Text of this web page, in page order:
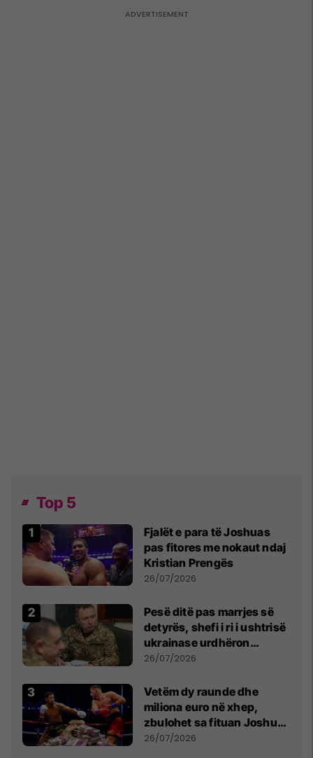
Top 5
Fjalët e para të Joshuas
pas fitores me nokaut ndaj
Kristian Prengës
26/07/2026
Pesë ditë pas marrjes së
detyrës, shefi i ri i ushtrisë
ukrainase urdhëron
kontroll të madh
26/07/2026
Vetëm dy raunde dhe
miliona euro në xhep,
zbulohet sa fituan Joshua
e Prenga
26/07/2026